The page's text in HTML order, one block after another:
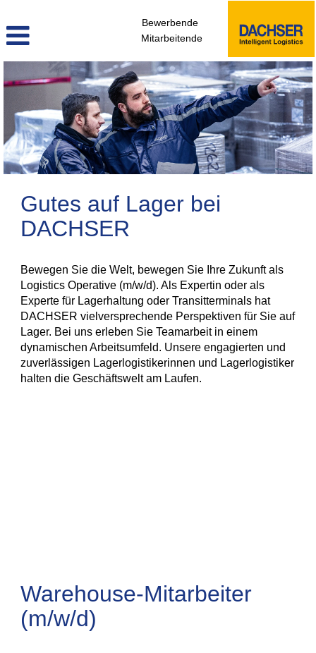
Bewerbende
Mitarbeitende
Gutes auf Lager bei
DACHSER
Bewegen Sie die Welt, bewegen Sie Ihre Zukunft als
Logistics Operative (m/w/d). Als Expertin oder als
Experte für Lagerhaltung oder Transitterminals hat
DACHSER vielversprechende Perspektiven für Sie auf
Lager. Bei uns erleben Sie Teamarbeit in einem
dynamischen Arbeitsumfeld. Unsere engagierten und
zuverlässigen Lagerlogistikerinnen und Lagerlogistiker
halten die Geschäftswelt am Laufen.
Warehouse-Mitarbeiter
(m/w/d)